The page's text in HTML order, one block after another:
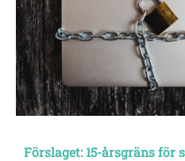
Förslaget: 15-årsgräns för